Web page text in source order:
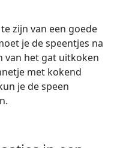
zijn van een goede
je de speentjes na
van het gat uitkoken
met kokend
je de speen